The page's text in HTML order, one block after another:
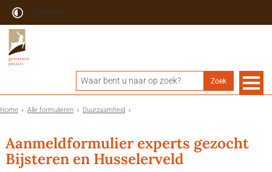
Lees voor
Home Alle formulieren Duurzaamheid
Aanmeldformulier experts gezocht
Bijsteren en Husselerveld